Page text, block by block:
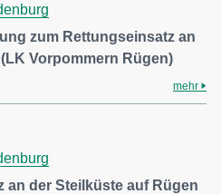
zum Rettungseinsatz an
Vorpommern Rügen)
mehr
an der Steilküste auf Rügen